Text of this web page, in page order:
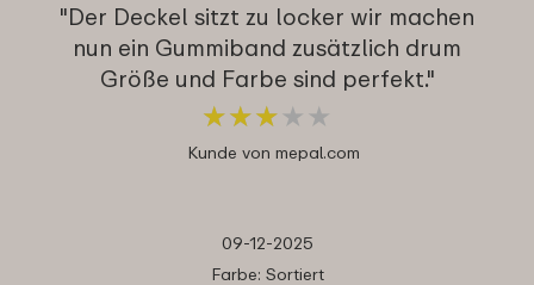
"Der Deckel sitzt zu locker wir machen
nun ein Gummiband zusätzlich drum
Größe und Farbe sind perfekt."
★★★ ★ ★
★★★ ★ ★
Kunde von mepal.com
09-12-2025
Farbe: Sortiert